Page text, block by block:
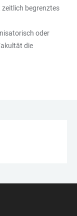
begrenztes
oder
die